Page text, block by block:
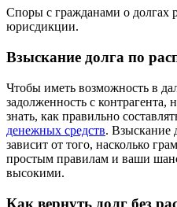
Споры с гражданами о долгах
юрисдикции.
Взыскание долга по
Чтобы иметь возможность в
задолженность с
знать, как правильно
денежных средств. Взыскание
зависит от того, насколько
простым правилам и ваши
высокими.
Как вернуть долг без